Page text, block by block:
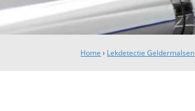
Home › Lekdetectie Geldermalsen